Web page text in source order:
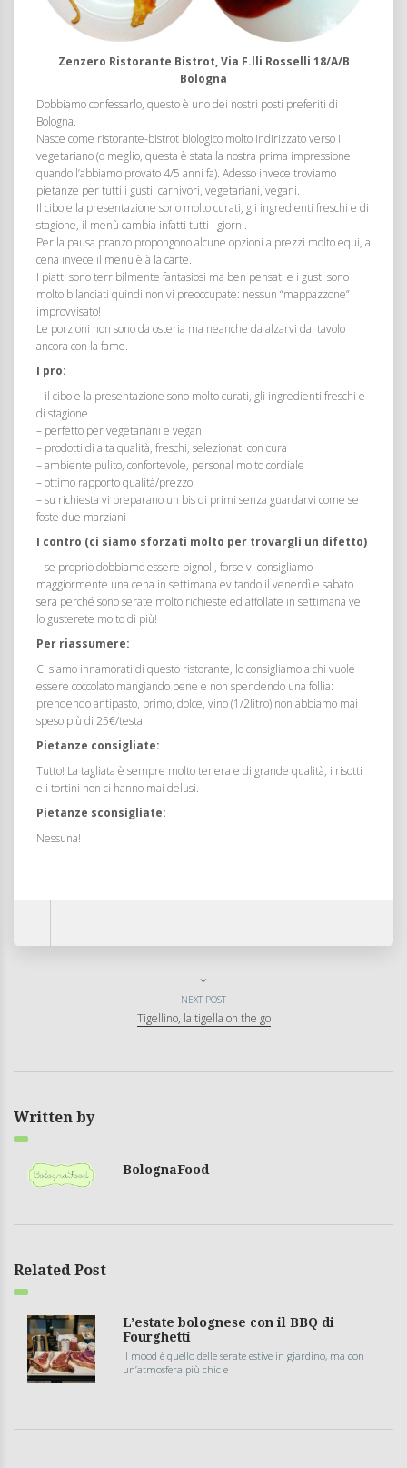
Zenzero Ristorante Bistrot, Via F.lli Rosselli 18/A/B
Bologna
Dobbiamo confessarlo, questo è uno dei nostri posti preferiti di
Bologna.
Nasce come ristorante-bistrot biologico molto indirizzato verso il
vegetariano (o meglio, questa è stata la nostra prima impressione
quando l’abbiamo provato 4/5 anni fa). Adesso invece troviamo
pietanze per tutti i gusti: carnivori, vegetariani, vegani.
Il cibo e la presentazione sono molto curati, gli ingredienti freschi e di
stagione, il menù cambia infatti tutti i giorni.
Per la pausa pranzo propongono alcune opzioni a prezzi molto equi, a
cena invece il menu è à la carte.
I piatti sono terribilmente fantasiosi ma ben pensati e i gusti sono
molto bilanciati quindi non vi preoccupate: nessun “mappazzone”
improvvisato!
Le porzioni non sono da osteria ma neanche da alzarvi dal tavolo
ancora con la fame.
I pro:
– il cibo e la presentazione sono molto curati, gli ingredienti freschi e
di stagione
– perfetto per vegetariani e vegani
– prodotti di alta qualità, freschi, selezionati con cura
– ambiente pulito, confortevole, personal molto cordiale
– ottimo rapporto qualità/prezzo
– su richiesta vi preparano un bis di primi senza guardarvi come se
foste due marziani
I contro (ci siamo sforzati molto per trovargli un difetto)
– se proprio dobbiamo essere pignoli, forse vi consigliamo
maggiormente una cena in settimana evitando il venerdì e sabato
sera perché sono serate molto richieste ed affollate in settimana ve
lo gusterete molto di più!
Per riassumere:
Ci siamo innamorati di questo ristorante, lo consigliamo a chi vuole
essere coccolato mangiando bene e non spendendo una follia:
prendendo antipasto, primo, dolce, vino (1/2litro) non abbiamo mai
speso più di 25€/testa
Pietanze consigliate:
Tutto! La tagliata è sempre molto tenera e di grande qualità, i risotti
e i tortini non ci hanno mai delusi.
Pietanze sconsigliate:
Nessuna!
NEXT POST
Tigellino, la tigella on the go
Written by
BolognaFood
Related Post
L’estate bolognese con il BBQ di
Fourghetti
Il mood è quello delle serate estive in giardino, ma con
un’atmosfera più chic e